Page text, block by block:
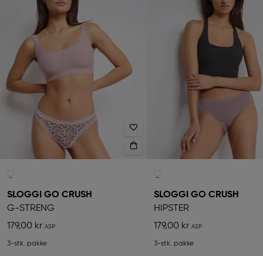
SLOGGI GO CRUSH
G-STRENG
179,00 kr
3-stk. pakke
SLOGGI GO CRUSH
HIPSTER
179,00 kr
3-stk. pakke